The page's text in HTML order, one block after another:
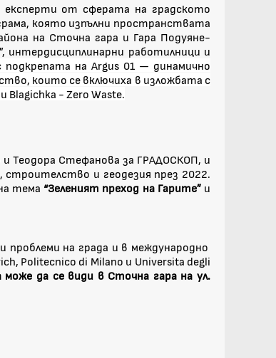
от сферата на градското
която изпълни пространствата
на Сточна гара и Гара Подуяне-
интердисциплинарни работилници и
на Argus 01 — динамично
които се включиха в изложбата с
Blagichka - Zero Waste.
Теодора Стефанова за ГРАДОСКОП, и
и геодезия през 2022.
тема “Зеленият преход на Гарите” и
на града и в международно
Politecnico di Milano и Universita degli
да се види в Сточна гара на ул.